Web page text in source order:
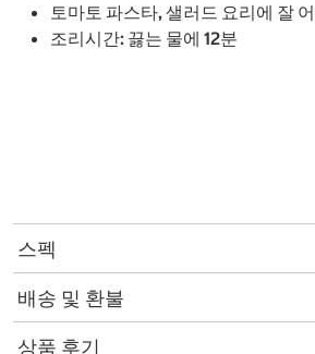
토마토 파스타, 샐러드 요리에 잘
조리시간: 끓는 물에 12분
스펙
배송 및 환불
상품 후기